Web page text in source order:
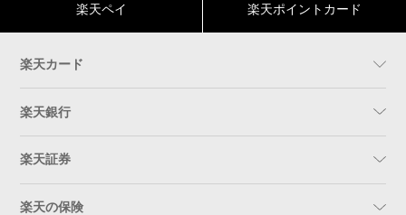
楽天ペイ 楽天ポイントカード
楽天カード
楽天銀行
楽天証券
楽天の保険